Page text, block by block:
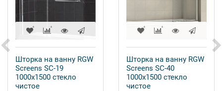
Шторка на ванну RGW
Screens SC-19
1000x1500 стекло
чистое
Шторка на ванну RGW
Screens SC-40
1000x1500 стекло
чистое